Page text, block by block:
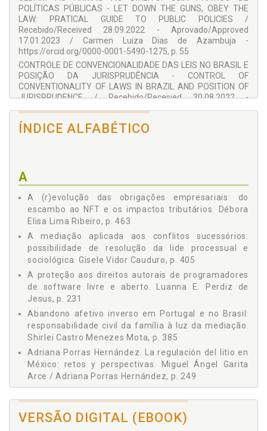
Juliana Monteiro de Souza Gugelmin
Luanna E. Perdiz de Jesus
Luis Bahamonde Falcón
Manoel Pereira dos Santos Neto
Mariane Gonçalves Trevisan
Miguel Ángel Garita Arce
Montserrat Aguilera Lara
Nathália Balardin Machado
Shirlei Castro Menezes Mota
POLÍTICAS PÚBLICAS - LET DOWN THE GUNS, OBEY THE
LAW: PRATICAL GUIDE TO PUBLIC POLICIES /
Recebido/Received 28.09.2022 - Aprovado/Approved
17.01.2023 / Carmen Luiza Dias de Azambuja -
https://orcid.org/0000-0001-5490-1275, p. 55
CONTROLE DE CONVENCIONALIDADE DAS LEIS NO BRASIL E
POSIÇÃO DA JURISPRUDÊNCIA - CONTROL OF
CONVENTIONALITY OF LAWS IN BRAZIL AND POSITION OF
JURISPRUDENCE / Recebido/Received 30.08.2022 -
Aprovado/Approved 25.01.2023 / Alex Matoso Silva -
https://orcid.org/0000-0002-0189-9199 / Fabrício Veiga
Costa - https://orcid.org/0000-0002-2949-226X / Hugo
REPRODUTIVO DA MULHER - CONTROL OF
CONVENTIONALITY IN WOMEN´S REPRODUCTIVE RIGHTS /
Recebido/Received 20.09.2022 - Aprovado/Approved
30.01.2023 / Mariane Gonçalves Trevisan -
https://orcid.org/0000-0003-3135-2837, p. 101
CRISIS DE LA ENERGÍA: DE LA REGULACIÓN A LA
INTERVENCIÓN - ENERGY CRISIS: FROM REGULATION TO
GOVERNMENT´S INTERVENTIONS / Recibido/Received
30.08.2022 - Aprobado/Approved 12.12.2022 / Belén
Zamora Lozano - https://orcid.org/0000-0002-3305-2929, p.
121
DIREITO DE SER OUVIDO: UMA ABORDAGEM DO DIREITO
FUNDAMENTAL INSCULPIDO NO ARTIGO 41 DA CARTA DOS
DIREITOS FUNDAMENTAIS DA UNIÃO EUROPEIA - RIGHT TO
BE HEARD: AN APPROACH TO THE FUNDAMENTAL RIGHT
ENSHRINED IN ARTICLE 41 OF THE CHARTER OF
FUNDAMENTAL RIGHTS OF THE EUROPEAN /
Recebido/Received 18.09.2022 - Aprovado/Approved
27.01.2023 / Manoel Pereira dos Santos Neto -
https://orcid.org/0000-0003-4005-9085, p. 139
DO DISCURSO DA MANUTENÇÃO DA VIGILÂNCIA NACIONAL:
UMA ANÁLISE DA FRAGILIZAÇÃO DOS DISPOSITIVOS
CONSTITUCIONAIS BRASILEIROS E DOS DIREITOS HUMANOS
ÍNDICE ALFABÉTICO
A
A (r)evolução das obrigações empresariais: do
escambo ao NFT e os impactos tributários. Débora
Elisa Lima Ribeiro, p. 463
A mediação aplicada aos conflitos sucessórios:
possibilidade de resolução da lide processual e
sociológica. Gisele Vidor Cauduro, p. 405
A proteção aos direitos autorais de programadores
de software livre e aberto. Luanna E. Perdiz de
Jesus, p. 231
Abandono afetivo inverso em Portugal e no Brasil:
responsabilidade civil da família à luz da mediação.
Shirlei Castro Menezes Mota, p. 385
Adriana Porras Hernández. La regulación del litio en
México: retos y perspectivas. Miguel Ángel Garita
Arce / Adriana Porras Hernández, p. 249
das leis no Brasil e posição da jurisprudência. Alex
Matoso Silva / Fabrício Veiga Costa / Hugo Daysel de
VERSÃO DIGITAL (EBOOK)